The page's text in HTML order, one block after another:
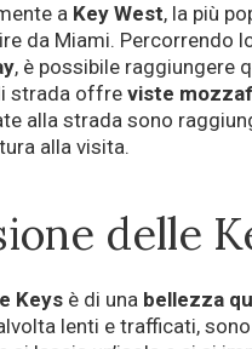
a Key West, la più
da Miami. Percorrendo
, è possibile raggiungere
strada offreviste
alla strada sono
alla visita.
delle
Keys è di una bellezza
lenti e trafficati,